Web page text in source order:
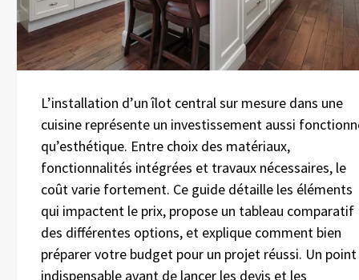
L’installation d’un îlot central sur mesure dans une
cuisine représente un investissement aussi
qu’esthétique. Entre choix des matériaux,
fonctionnalités intégrées et travaux nécessaires, le
coût varie fortement. Ce guide détaille les éléments
qui impactent le prix, propose un tableau comparatif
des différentes options, et explique comment bien
préparer votre budget pour un projet réussi. Un point
indispensable avant de lancer les devis et les